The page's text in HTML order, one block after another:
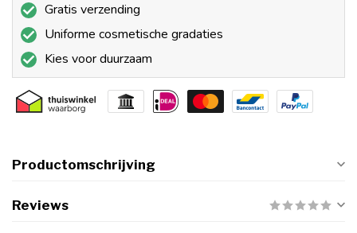
Gratis verzending
Uniforme cosmetische gradaties
Kies voor duurzaam
Productomschrijving
Reviews